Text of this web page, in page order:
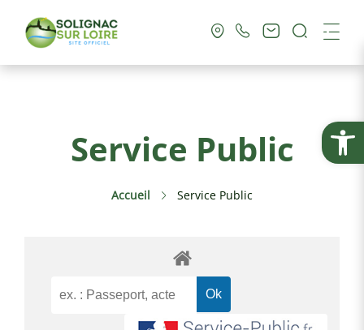
Ouvrir
Vie Pratique
Culture & Loisirs
Service Public
Service Public
Accueil Service Public